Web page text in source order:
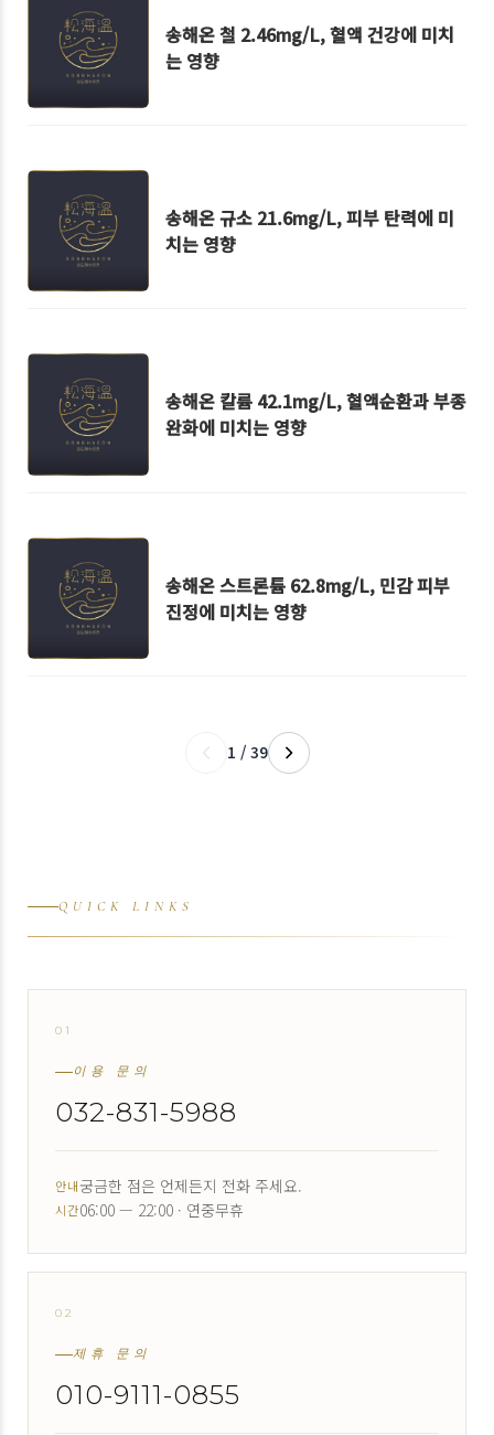
송해온 철 2.46mg/L, 혈액 건강에 미치
는 영향
송해온 규소 21.6mg/L, 피부 탄력에 미
치는 영향
송해온 칼륨 42.1mg/L, 혈액순환과 부종
완화에 미치는 영향
송해온 스트론튬 62.8mg/L, 민감 피부
진정에 미치는 영향
1 / 39
QUICK LINKS
01
이용 문의
032-831-5988
안내궁금한 점은 언제든지 전화 주세요.
시간06:00 — 22:00 · 연중무휴
02
제휴 문의
010-9111-0855